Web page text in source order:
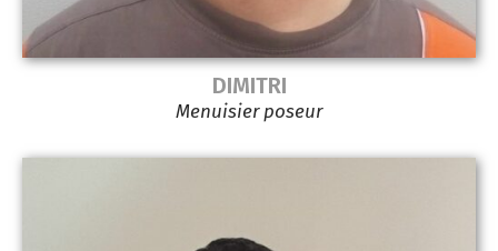
DIMITRI
Menuisier poseur